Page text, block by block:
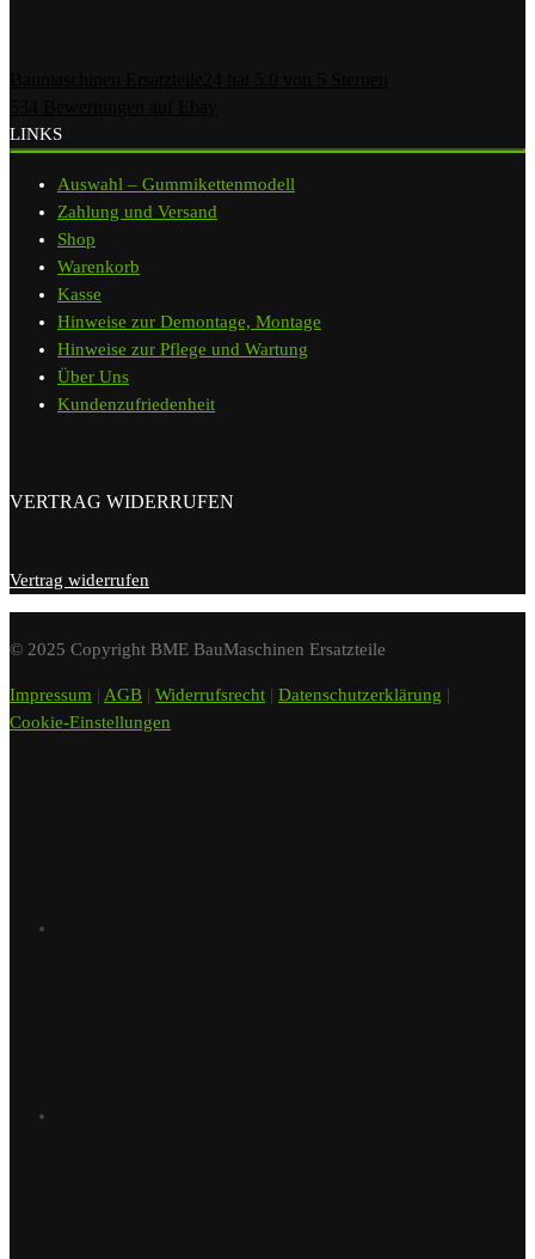
LINKS
Auswahl – Gummikettenmodell
Zahlung und Versand
Shop
Warenkorb
Kasse
Hinweise zur Demontage, Montage
Hinweise zur Pflege und Wartung
Über Uns
Kundenzufriedenheit
VERTRAG WIDERRUFEN
Vertrag widerrufen
© 2025 Copyright BME BauMaschinen Ersatzteile
Impressum | AGB | Widerrufsrecht | Datenschutzerklärung |
Cookie-Einstellungen